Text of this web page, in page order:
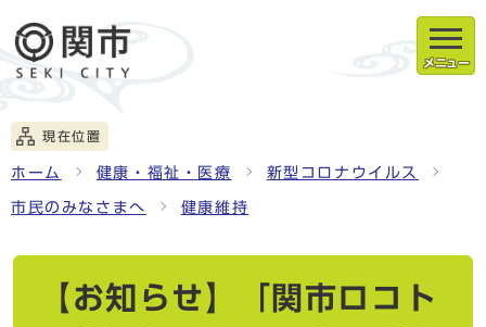
メニュー
現在位置
ホーム 健康・福祉・医療 新型コロナウイルス
市民のみなさまへ 健康維持
【お知らせ】「関市ロコト